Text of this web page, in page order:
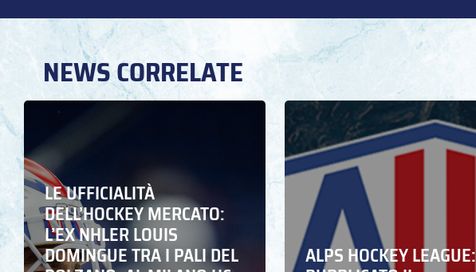
NEWS CORRELATE
LE UFFICIALITÀ
DELL’HOCKEY MERCATO:
L’EX NHLER LOUIS
DOMINGUE TRA I PALI DEL ALPS HOCKEY LEAGUE: